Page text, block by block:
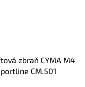
zbraň CYMA M4
CM.501